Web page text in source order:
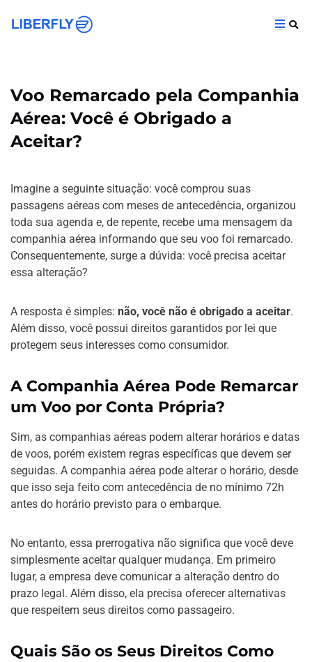
Voo Remarcado pela Companhia
Aérea: Você é Obrigado a
Aceitar?
Imagine a seguinte situação: você comprou suas
passagens aéreas com meses de antecedência, organizou
toda sua agenda e, de repente, recebe uma mensagem da
companhia aérea informando que seu voo foi remarcado.
Consequentemente, surge a dúvida: você precisa aceitar
essa alteração?
A resposta é simples: não, você não é obrigado a aceitar.
Além disso, você possui direitos garantidos por lei que
protegem seus interesses como consumidor.
A Companhia Aérea Pode Remarcar
um Voo por Conta Própria?
Sim, as companhias aéreas podem alterar horários e datas
de voos, porém existem regras específicas que devem ser
seguidas. A companhia aérea pode alterar o horário, desde
que isso seja feito com antecedência de no mínimo 72h
antes do horário previsto para o embarque.
No entanto, essa prerrogativa não significa que você deve
simplesmente aceitar qualquer mudança. Em primeiro
lugar, a empresa deve comunicar a alteração dentro do
prazo legal. Além disso, ela precisa oferecer alternativas
que respeitem seus direitos como passageiro.
Quais São os Seus Direitos Como